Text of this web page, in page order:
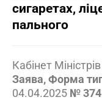
сигаретах,
пального
Кабінет
Заява, Форма
04.04.2025 № 374